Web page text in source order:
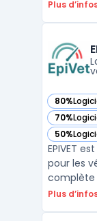
suivi des
Plus
80%
— voir
70%
— voir
50%
— voir
EPIVET
pour les
complète
cabinets
Plus